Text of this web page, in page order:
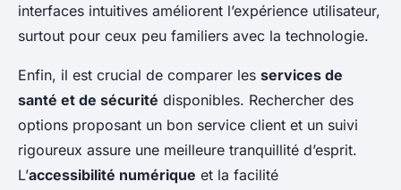
interfaces intuitives améliorent l’expérience utilisateur,
surtout pour ceux peu familiers avec la technologie.
Enfin, il est crucial de comparer les services de
santé et de sécurité disponibles. Rechercher des
options proposant un bon service client et un suivi
rigoureux assure une meilleure tranquillité d’esprit.
L’accessibilité numérique et la facilité